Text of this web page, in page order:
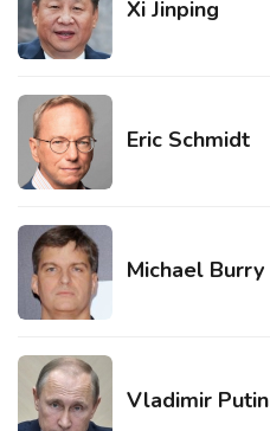
Xi Jinping
Eric Schmidt
Michael Burry
Vladimir Putin